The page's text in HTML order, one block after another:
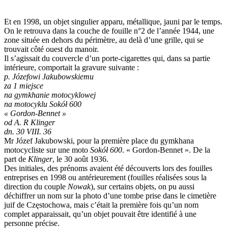
Et en 1998, un objet singulier apparu, métallique, jauni par le temps.
On le retrouva dans la couche de fouille n°2 de l’année 1944, une
zone située en dehors du périmètre, au delà d’une grille, qui se
trouvait côté ouest du manoir.
Il s’agissait du couvercle d’un porte-cigarettes qui, dans sa partie
intérieure, comportait la gravure suivante :
p. Józefowi Jakubowskiemu
za 1 miejsce
na gymkhanie motocyklowej
na motocyklu Sokół 600
« Gordon-Bennet »
od A. R Klinger
dn. 30 VIII. 36
Mr Józef Jakubowski, pour la première place du gymkhana
motocycliste sur une moto Sokół 600. « Gordon-Bennet ». De la
part de Klinger, le 30 août 1936.
Des initiales, des prénoms avaient été découverts lors des fouilles
entreprises en 1998 ou antérieurement (fouilles réalisées sous la
direction du couple Nowak), sur certains objets, on pu aussi
déchiffrer un nom sur la photo d’une tombe prise dans le cimetière
juif de Częstochowa, mais c’était la première fois qu’un nom
complet apparaissait, qu’un objet pouvait être identifié à une
personne précise.